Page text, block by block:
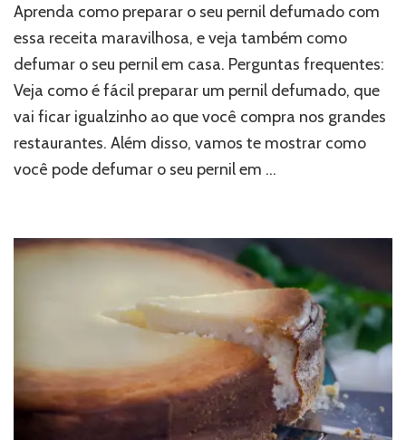
Aprenda como preparar o seu pernil defumado com
essa receita maravilhosa, e veja também como
defumar o seu pernil em casa. Perguntas frequentes:
Veja como é fácil preparar um pernil defumado, que
vai ficar igualzinho ao que você compra nos grandes
restaurantes. Além disso, vamos te mostrar como
você pode defumar o seu pernil em …